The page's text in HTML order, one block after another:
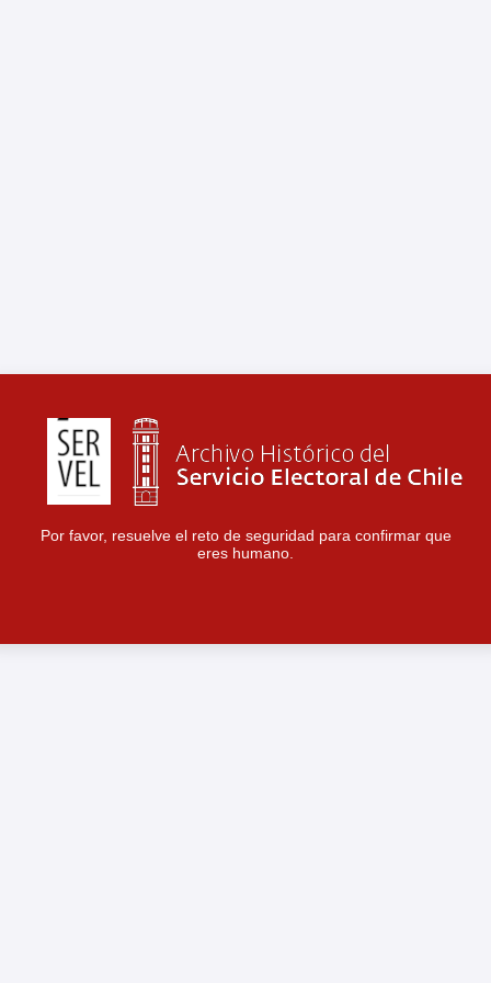
Por favor, resuelve el reto de seguridad para confirmar que
eres humano.